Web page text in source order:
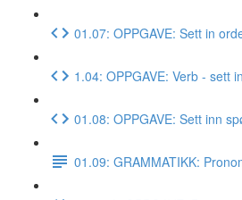
01.07: OPPGAVE: Sett in
1.04: OPPGAVE: Verb - sett
01.08: OPPGAVE: Sett inn
01.09: GRAMMATIKK: